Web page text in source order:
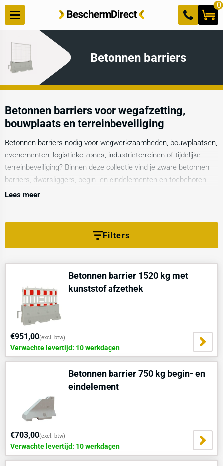
Meteen
naar de
content
0
Betonnen barriers
Filters
Betonnen barriers voor wegafzetting,
bouwplaats en terreinbeveiliging
Betonnen barriers nodig voor wegwerkzaamheden, bouwplaatsen,
evenementen, logistieke zones, industrieterreinen of tijdelijke
terreinbeveiliging? Binnen deze collectie vind je zware betonnen
barriers, dwarsliggers, begin- en eindelementen en toebehoren
voor een stabiele en duidelijke afzetting. Voor een opvallende
zonder hekwerk, dan past debetonnen barrier 1500 kg
Betonnen barriers zijn geschikt wanneer lichte afzetmaterialen
onvoldoende stabiliteit of fysieke scheiding bieden. Voor langere
lijnen met extra hoogte is debetonnen dwarsligger met bouwhek
een praktische keuze. Wil je een rij barriers netjes en veiliger
afronden, dan gebruik je een
Beschermdirect helpt je met maatwerk, advies op maat, snelle
levering en een offerte in 1 dag.
Lees meer
Betonnen barrier 1520 kg met
kunststof afzethek
€951,00(excl. btw)
Verwachte levertijd: 10 werkdagen
Betonnen barrier 750 kg begin- en
eindelement
€703,00(excl. btw)
Verwachte levertijd: 10 werkdagen